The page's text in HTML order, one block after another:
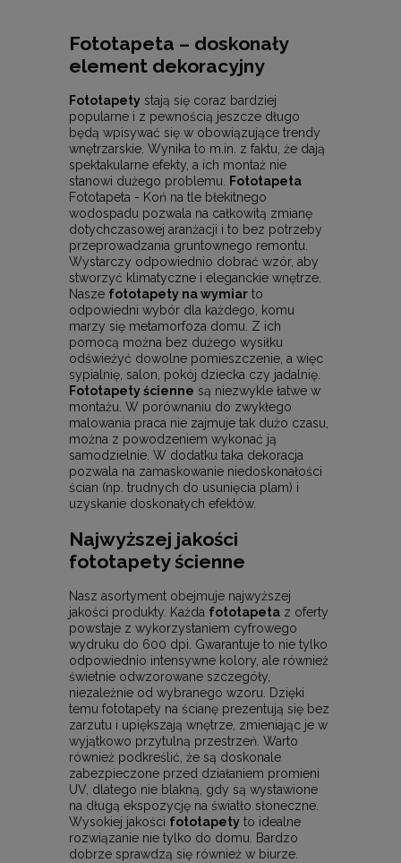
Fototapeta – doskonały
element dekoracyjny
Fototapety stają się coraz bardziej
popularne i z pewnością jeszcze długo
będą wpisywać się w obowiązujące trendy
wnętrzarskie. Wynika to m.in. z faktu, że dają
spektakularne efekty, a ich montaż nie
stanowi dużego problemu. Fototapeta
Fototapeta - Koń na tle błekitnego
wodospadu pozwala na całkowitą zmianę
dotychczasowej aranżacji i to bez potrzeby
przeprowadzania gruntownego remontu.
Wystarczy odpowiednio dobrać wzór, aby
stworzyć klimatyczne i eleganckie wnętrze.
Nasze fototapety na wymiar to
odpowiedni wybór dla każdego, komu
marzy się metamorfoza domu. Z ich
pomocą można bez dużego wysiłku
odświeżyć dowolne pomieszczenie, a więc
sypialnię, salon, pokój dziecka czy jadalnię.
Fototapety ścienne są niezwykle łatwe w
montażu. W porównaniu do zwykłego
malowania praca nie zajmuje tak dużo czasu,
można z powodzeniem wykonać ją
samodzielnie. W dodatku taka dekoracja
pozwala na zamaskowanie niedoskonałości
ścian (np. trudnych do usunięcia plam) i
uzyskanie doskonałych efektów.
Najwyższej jakości
fototapety ścienne
Nasz asortyment obejmuje najwyższej
jakości produkty. Każda fototapeta z oferty
powstaje z wykorzystaniem cyfrowego
wydruku do 600 dpi. Gwarantuje to nie tylko
odpowiednio intensywne kolory, ale również
świetnie odwzorowane szczegóły,
niezależnie od wybranego wzoru. Dzięki
temu fototapety na ścianę prezentują się bez
zarzutu i upiększają wnętrze, zmieniając je w
wyjątkowo przytulną przestrzeń. Warto
również podkreślić, że są doskonale
zabezpieczone przed działaniem promieni
UV, dlatego nie blakną, gdy są wystawione
na długą ekspozycję na światło słoneczne.
Wysokiej jakości fototapety to idealne
rozwiązanie nie tylko do domu. Bardzo
dobrze sprawdzą się również w biurze.